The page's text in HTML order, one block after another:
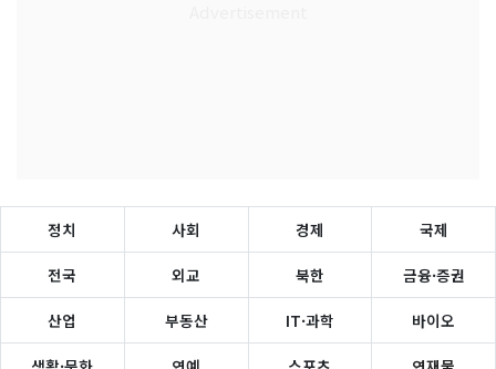
정치 사회 경제 국제
전국 외교 북한 금융·증권
산업 부동산 IT·과학 바이오